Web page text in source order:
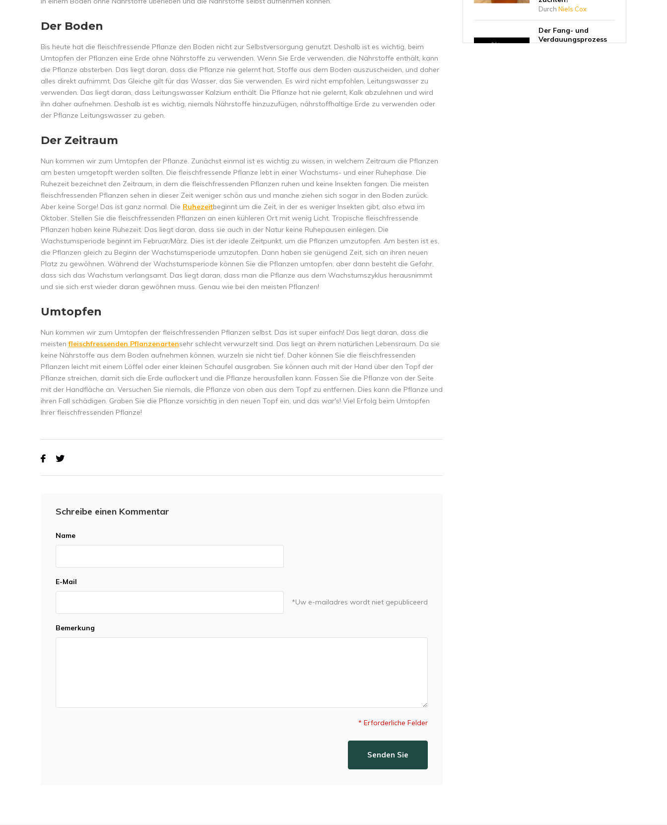
Der Boden
Bis heute hat die fleischfressende Pflanze den Boden nicht zur Selbstversorgung genutzt. Deshalb ist es wichtig, beim
Umtopfen der Pflanzen eine Erde ohne Nährstoffe zu verwenden. Wenn Sie Erde verwenden, die Nährstoffe enthält, kann
die Pflanze absterben. Das liegt daran, dass die Pflanze nie gelernt hat, Stoffe aus dem Boden auszuscheiden, und daher
alles direkt aufnimmt. Das Gleiche gilt für das Wasser, das Sie verwenden. Es wird nicht empfohlen, Leitungswasser zu
verwenden. Das liegt daran, dass Leitungswasser Kalzium enthält. Die Pflanze hat nie gelernt, Kalk abzulehnen und wird
ihn daher aufnehmen. Deshalb ist es wichtig, niemals Nährstoffe hinzuzufügen, nährstoffhaltige Erde zu verwenden oder
der Pflanze Leitungswasser zu geben.
Der Zeitraum
Nun kommen wir zum Umtopfen der Pflanze. Zunächst einmal ist es wichtig zu wissen, in welchem Zeitraum die Pflanzen
am besten umgetopft werden sollten. Die fleischfressende Pflanze lebt in einer Wachstums- und einer Ruhephase. Die
Ruhezeit bezeichnet den Zeitraum, in dem die fleischfressenden Pflanzen ruhen und keine Insekten fangen. Die meisten
fleischfressenden Pflanzen sehen in dieser Zeit weniger schön aus und manche ziehen sich sogar in den Boden zurück.
Aber keine Sorge! Das ist ganz normal. Die Ruhezeitbeginnt um die Zeit, in der es weniger Insekten gibt, also etwa im
Oktober. Stellen Sie die fleischfressenden Pflanzen an einen kühleren Ort mit wenig Licht. Tropische fleischfressende
Pflanzen haben keine Ruhezeit. Das liegt daran, dass sie auch in der Natur keine Ruhepausen einlegen. Die
Wachstumsperiode beginnt im Februar/März. Dies ist der ideale Zeitpunkt, um die Pflanzen umzutopfen. Am besten ist es,
die Pflanzen gleich zu Beginn der Wachstumsperiode umzutopfen. Dann haben sie genügend Zeit, sich an ihren neuen
Platz zu gewöhnen. Während der Wachstumsperiode können Sie die Pflanzen umtopfen, aber dann besteht die Gefahr,
dass sich das Wachstum verlangsamt. Das liegt daran, dass man die Pflanze aus dem Wachstumszyklus herausnimmt
und sie sich erst wieder daran gewöhnen muss. Genau wie bei den meisten Pflanzen!
Umtopfen
Nun kommen wir zum Umtopfen der fleischfressenden Pflanzen selbst. Das ist super einfach! Das liegt daran, dass die
meistenfleischfressenden Pflanzenartensehr schlecht verwurzelt sind. Das liegt an ihrem natürlichen Lebensraum. Da sie
keine Nährstoffe aus dem Boden aufnehmen können, wurzeln sie nicht tief. Daher können Sie die fleischfressenden
Pflanzen leicht mit einem Löffel oder einer kleinen Schaufel ausgraben. Sie können auch mit der Hand über den Topf der
Pflanze streichen, damit sich die Erde auflockert und die Pflanze herausfallen kann. Fassen Sie die Pflanze von der Seite
mit der Handfläche an. Versuchen Sie niemals, die Pflanze von oben aus dem Topf zu entfernen. Dies kann die Pflanze und
ihren Fall schädigen. Graben Sie die Pflanze vorsichtig in den neuen Topf ein, und das war's! Viel Erfolg beim Umtopfen
Ihrer fleischfressenden Pflanze!
Schreibe einen Kommentar
Name
E-Mail
*Uw e-mailadres wordt niet gepubliceerd
Bemerkung
* Erforderliche Felder
Senden Sie
Durch Niels Cox
Der Fang- und
Verdauungsprozess